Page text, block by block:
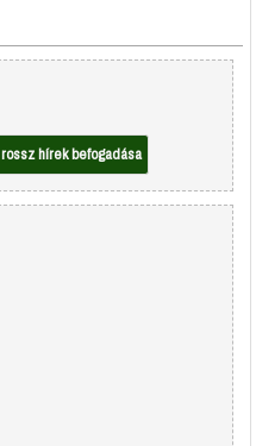
rossz hírek befogadása